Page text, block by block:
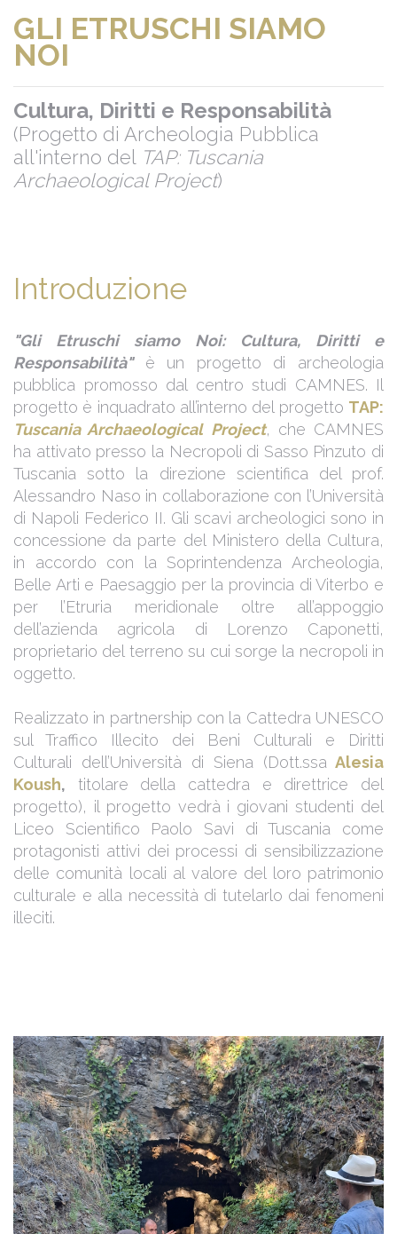
GLI ETRUSCHI SIAMO
NOI
Cultura, Diritti e Responsabilità
(Progetto di Archeologia Pubblica
all'interno del TAP: Tuscania
Archaeological Project)
Introduzione
"Gli Etruschi siamo Noi: Cultura, Diritti e
Responsabilità"è un progetto di archeologia
pubblica promosso dal centro studi CAMNES. Il
progetto è inquadrato all’interno del progetto TAP:
Tuscania Archaeological Project, che CAMNES
ha attivato presso la Necropoli di Sasso Pinzuto di
Tuscania sotto la direzione scientifica del prof.
Alessandro Naso in collaborazione con l’Università
di Napoli Federico II. Gli scavi archeologici sono in
concessione da parte del Ministero della Cultura,
in accordo con la Soprintendenza Archeologia,
Belle Arti e Paesaggio per la provincia di Viterbo e
per l’Etruria meridionale oltre all’appoggio
dell’azienda agricola di Lorenzo Caponetti,
proprietario del terreno su cui sorge la necropoli in
oggetto.
Realizzato in partnership con la Cattedra UNESCO
sul Traffico Illecito dei Beni Culturali e Diritti
Culturali dell’Università di Siena (Dott.ssa Alesia
Koush, titolare della cattedra e direttrice del
progetto), il progetto vedrà i giovani studenti del
Liceo Scientifico Paolo Savi di Tuscania come
protagonisti attivi dei processi di sensibilizzazione
delle comunità locali al valore del loro patrimonio
culturale e alla necessità di tutelarlo dai fenomeni
illeciti.